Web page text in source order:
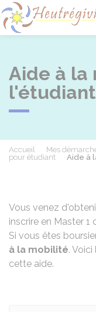
Aide à la
Accueil Mes
pour étudiant
Aide à
Vous venez
inscrire en Master
Si vous êtes
à la mobilité.
cette aide.